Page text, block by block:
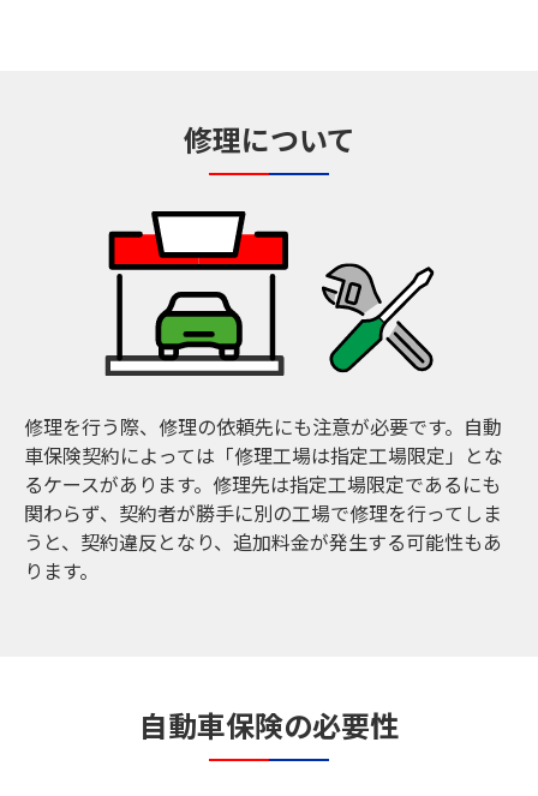
修理について
修理を行う際、修理の依頼先にも注意が必要です。自動
車保険契約によっては「修理工場は指定工場限定」とな
るケースがあります。修理先は指定工場限定であるにも
関わらず、契約者が勝手に別の工場で修理を行ってしま
うと、契約違反となり、追加料金が発生する可能性もあ
ります。
自動車保険の必要性